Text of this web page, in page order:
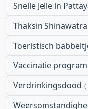
Snelle Jelle in
Thaksin Shinawatra
Toeristisch
Vaccinatie
Verdrinkingsdood